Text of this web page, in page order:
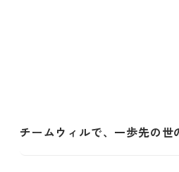
チームウィルで、一歩先の世